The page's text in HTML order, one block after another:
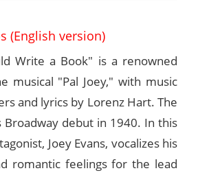
(English version)
Write a Book" is a renowned
musical "Pal Joey," with music
and lyrics by Lorenz Hart. The
Broadway debut in 1940. In this
Joey Evans, vocalizes his
romantic feelings for the lead